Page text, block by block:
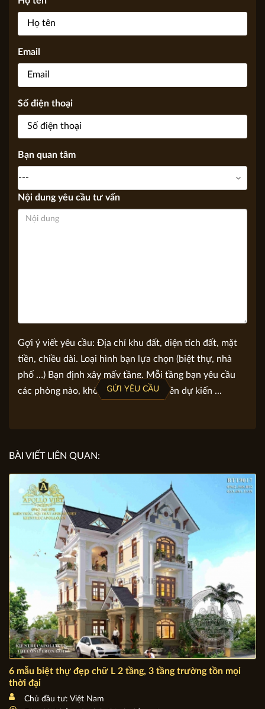
KIẾN TRÚC APOLLO VIỆT, Chúng tôi sẽ trả lời sớm nhất có
Họ tên
Email
Số điện thoại
Bạn quan tâm
Gợi ý viết yêu cầu: Địa chỉ khu đất, diện tích đất, mặt
BÀI VIẾT LIÊN QUAN: